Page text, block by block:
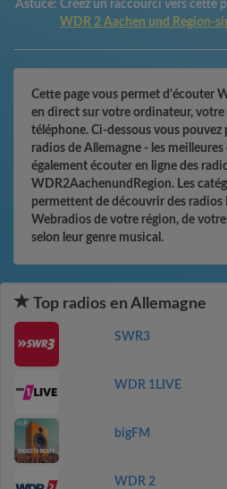
Astuce: Créez un raccourci vers cette
WDR 2 Aachen und Region-
Cette page vous permet d'écouter
en direct sur votre ordinateur,
téléphone. Ci-dessous vous
radios de Allemagne - les
également écouter en ligne des
WDR2AachenundRegion. Les
permettent de découvrir des radios
Webradios de votre région, de
selon leur genre musical.
Top radios en Allemagne
SWR3
WDR 1LIVE
bigFM
WDR 2